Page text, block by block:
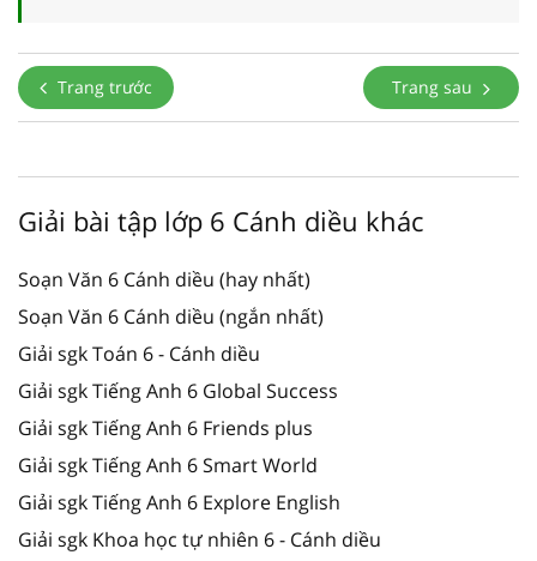
Trang trước Trang sau
Giải bài tập lớp 6 Cánh diều khác
Soạn Văn 6 Cánh diều (hay nhất)
Soạn Văn 6 Cánh diều (ngắn nhất)
Giải sgk Toán 6 - Cánh diều
Giải sgk Tiếng Anh 6 Global Success
Giải sgk Tiếng Anh 6 Friends plus
Giải sgk Tiếng Anh 6 Smart World
Giải sgk Tiếng Anh 6 Explore English
Giải sgk Khoa học tự nhiên 6 - Cánh diều